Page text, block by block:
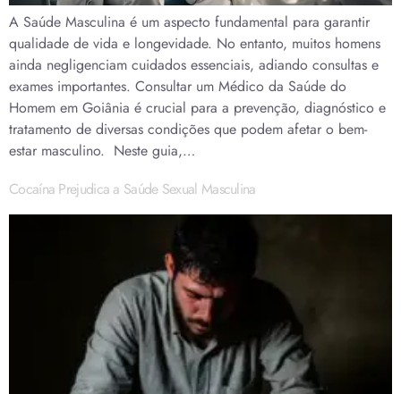
A Saúde Masculina é um aspecto fundamental para garantir
qualidade de vida e longevidade. No entanto, muitos homens
ainda negligenciam cuidados essenciais, adiando consultas e
exames importantes. Consultar um Médico da Saúde do
Homem em Goiânia é crucial para a prevenção, diagnóstico e
tratamento de diversas condições que podem afetar o bem-
estar masculino. Neste guia,…
Cocaína Prejudica a Saúde Sexual Masculina